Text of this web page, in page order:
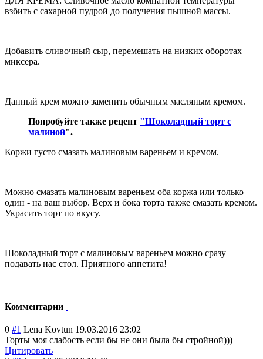
взбить с сахарной пудрой до получения пышной массы.
Добавить сливочный сыр, перемешать на низких оборотах
миксера.
Данный крем можно заменить обычным масляным кремом.
Попробуйте также рецепт "Шоколадный торт с
малиной".
Коржи густо смазать малиновым вареньем и кремом.
Можно смазать малиновым вареньем оба коржа или только
один - на ваш выбор. Верх и бока торта также смазать кремом.
Украсить торт по вкусу.
Шоколадный торт с малиновым вареньем можно сразу
подавать нас стол. Приятного аппетита!
Комментарии
0 #1 Lena Kovtun 19.03.2016 23:02
Торты моя слабость если бы не они была бы стройной)))
Цитировать